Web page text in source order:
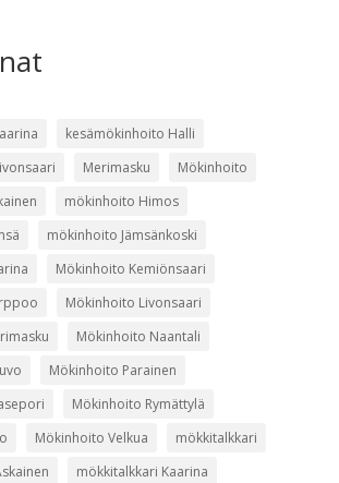
kesämökinhoito Halli
Merimasku
Mökinhoito
mökinhoito Himos
mökinhoito Jämsänkoski
Mökinhoito Kemiönsaari
Mökinhoito Livonsaari
Mökinhoito Naantali
Mökinhoito Parainen
Mökinhoito Rymättylä
Mökinhoito Velkua
mökkitalkkari
mökkitalkkari Kaarina